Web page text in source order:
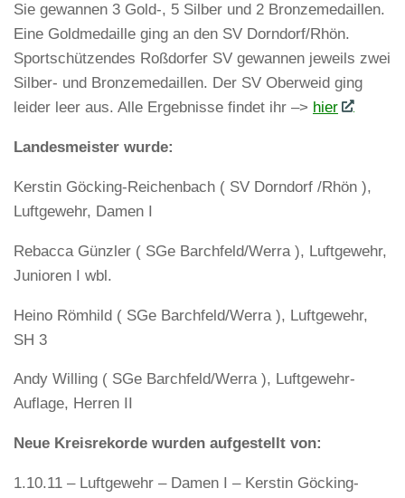
Sie gewannen 3 Gold-, 5 Silber und 2 Bronzemedaillen.
Eine Goldmedaille ging an den SV Dorndorf/Rhön.
Sportschützendes Roßdorfer SV gewannen jeweils zwei
Silber- und Bronzemedaillen. Der SV Oberweid ging
leider leer aus. Alle Ergebnisse findet ihr –> hier
Landesmeister wurde:
Kerstin Göcking-Reichenbach ( SV Dorndorf /Rhön ),
Luftgewehr, Damen I
Rebacca Günzler ( SGe Barchfeld/Werra ), Luftgewehr,
Junioren I wbl.
Heino Römhild ( SGe Barchfeld/Werra ), Luftgewehr,
SH 3
Andy Willing ( SGe Barchfeld/Werra ), Luftgewehr-
Auflage, Herren II
Neue Kreisrekorde wurden aufgestellt von:
1.10.11 – Luftgewehr – Damen I – Kerstin Göcking-